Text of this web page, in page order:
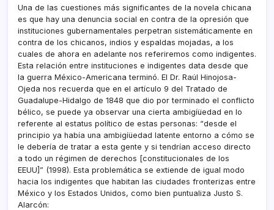
Una de las cuestiones más significantes de la novela chicana
es que hay una denuncia social en contra de la opresión que
instituciones gubernamentales perpetran sistemáticamente en
contra de los chicanos, indios y espaldas mojadas, a los
cuales de ahora en adelante nos referiremos como indigentes.
Esta relación entre instituciones e indigentes data desde que
la guerra México-Americana terminó. El Dr. Raúl Hinojosa-
Ojeda nos recuerda que en el artí­culo 9 del Tratado de
Guadalupe-Hidalgo de 1848 que dio por terminado el conflicto
bélico, se puede ya observar una cierta ambigíüedad en lo
referente al estatus polí­tico de estas personas: “desde el
principio ya habí­a una ambigíüedad latente entorno a cómo se
le deberí­a de tratar a esta gente y si tendrí­an acceso directo
a todo un régimen de derechos [constitucionales de los
EEUU]” (1998). Esta problemática se extiende de igual modo
hacia los indigentes que habitan las ciudades fronterizas entre
México y los Estados Unidos, como bien puntualiza Justo S.
Alarcón: